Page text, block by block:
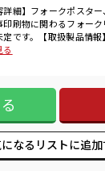
トします！
♪
！
くさん活躍中の活気ある
詳細】フォークポスタ
印刷物に関わるフォー
す。【取扱製品情報】印刷物 ■
の職場≫ もちろん男性
でなければOKです！ (
ことにチャレンジする
整っています！ イチか
いきましょう！ ≪自分
などがあれば、 担当が
囲気 女性が多めの職場
なるリストに追